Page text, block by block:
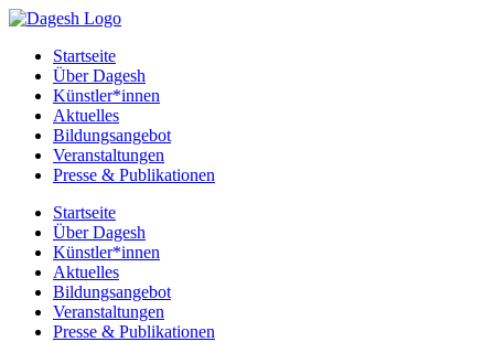
Startseite
Über Dagesh
Künstler*innen
Aktuelles
Bildungsangebot
Veranstaltungen
Presse & Publikationen
Startseite
Über Dagesh
Künstler*innen
Aktuelles
Bildungsangebot
Veranstaltungen
Presse & Publikationen